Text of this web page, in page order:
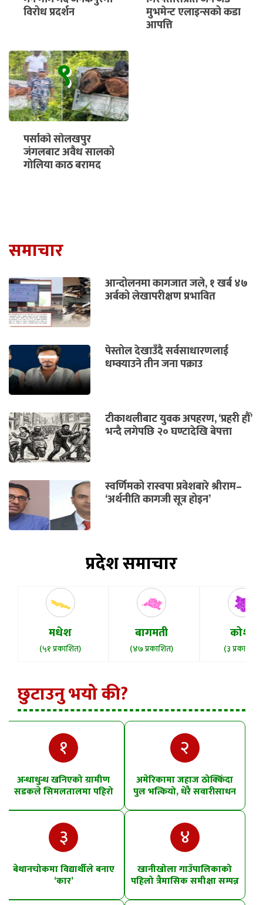
विरोध प्रदर्शन मुभमेन्ट एलाइन्सको कडा
आपत्ति
९
पर्साको सोलखपुर
जंगलबाट अवैध सालको
गोलिया काठ बरामद
समाचार
आन्दोलनमा कागजात जले, १ खर्ब ४७
अर्बको लेखापरीक्षण प्रभावित
पेस्तोल देखाउँदै सर्वसाधारणलाई
धम्क्याउने तीन जना पक्राउ
टीकाथलीबाट युवक अपहरण, ‘प्रहरी हौँ’
भन्दै लगेपछि २० घण्टादेखि बेपत्ता
स्वर्णिमको रास्वपा प्रवेशबारे श्रीराम–
‘अर्थनीति कागजी सूत्र होइन’
प्रदेश समाचार
मधेश
(५१ प्रकाशित)
बागमती
(४७ प्रकाशित)
कोशी
(३ प्रकाशित)
छुटाउनु भयो की?
१
अन्धाधुन्ध खनिएको ग्रामीण
सडकले सिमलतालमा पहिरो
२
अमेरिकामा जहाज ठोक्किँदा
पुल भत्कियो, धेरै सवारीसाधन
३
बेथानचोकमा विद्यार्थीले बनाए
‘कार’
४
खानीखोला गाउँपालिकाको
पहिलो त्रैमासिक समीक्षा सम्पन्न